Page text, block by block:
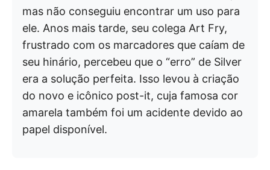
mas não conseguiu encontrar um uso para
ele. Anos mais tarde, seu colega Art Fry,
frustrado com os marcadores que caíam de
seu hinário, percebeu que o “erro” de Silver
era a solução perfeita. Isso levou à criação
do novo e icônico post-it, cuja famosa cor
amarela também foi um acidente devido ao
papel disponível.